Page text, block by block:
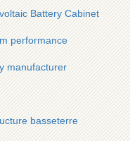
Battery Cabinet
performance
manufacturer
basseterre